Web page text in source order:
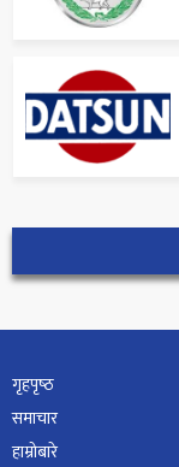
गृहपृष्‍ठ
समाचार
हाम्रोबारे